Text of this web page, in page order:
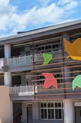
被害人
短片
實驗室
展海報
3／14
被照顧
在安定
講】線
輔導諮
心)辦
小學學
特殊教
支持資
2學期
府LCD
府LED